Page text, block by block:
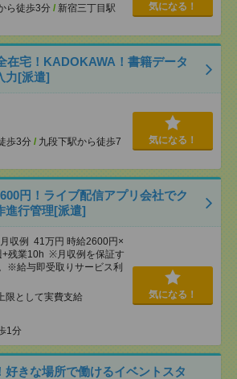
ら徒歩3分 / 新宿三丁目駅
気になる！
在宅！KADOKAWA！書籍データ
力[派遣]
歩3分 / 九段下駅から徒歩7
気になる！
円！ライブ配信アプリ会社でク
進行管理[派遣]
収例 41万円 時給2600円×
残業10h ※月収例を保証す
※給与即受取りサービス利
限として実費支給
1分
気になる！
好きな場所で働けるイベントスタ